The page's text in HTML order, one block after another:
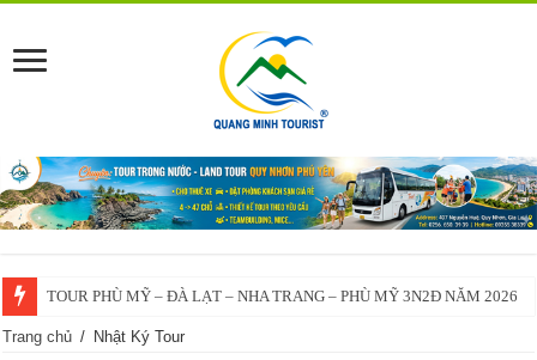
TOUR PHÙ MỸ – ĐÀ LẠT – NHA TRANG – PHÙ MỸ 3N2Đ NĂM 2026
Trang chủ / Nhật Ký Tour